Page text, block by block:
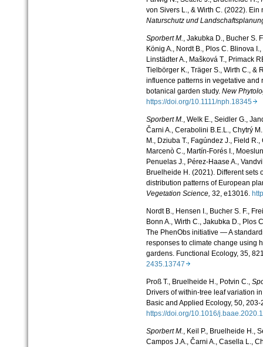
von Sivers L., & Wirth C. (2022). Ein
Naturschutz und
Sporbert M.
, Jakubka D., Bucher S.
König A., Nordt B., Plos C. Blinova
Linstädter A., Mašková T., Primack
Tielbörger K., Träger S., Wirth C., &
influence patterns in vegetative
botanical garden study. New
https://doi.org/10.1111/nph.18345
Sporbert M.
, Welk E., Seidler G.,
Čarni A., Cerabolini B.E.L., Chytrý
M., Dziuba T., Fagúndez J., Field
Marcenò C., Martín-Forés I.,
Penuelas J., Pérez-Haase A.,
Bruelheide H. (2021). Different sets
distribution patterns of European
Vegetation Science, 32, e13016.
Nordt B., Hensen I., Bucher S. F.,
Bonn A., Wirth C., Jakubka D., Plos
The PhenObs initiative — A
responses to climate change using
gardens. Functional Ecology, 35,
2435.13747
Proß T., Bruelheide H., Potvin C.,
Drivers of within-tree leaf variation
Basic and Applied Ecology, 50, 203-
https://doi.org/10.1016/
Sporbert M.
Keil P., Bruelheide H.,
Campos J.A., Čarni A., Casella L.,